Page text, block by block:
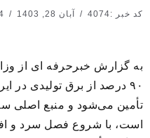
کد خبر :4074 آبان 28, 1403
به گزارش خبرحرفه ای از
۹۰ درصد از برق تولیدی در
تأمین می‌شود و منبع اصلی
است، با شروع فصل سرد و